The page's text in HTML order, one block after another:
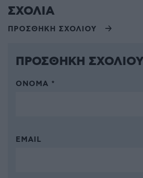
ΣΧΟΛΙΑ
ΠΡΟΣΘΗΚΗ ΣΧΟΛΙΟΥ
ΠΡΟΣΘΗΚΗ ΣΧΟΛΙΟΥ
ΌΝΟΜΑ *
EMAIL